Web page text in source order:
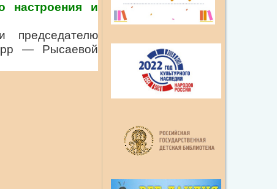
настроения и
— Рысаевой